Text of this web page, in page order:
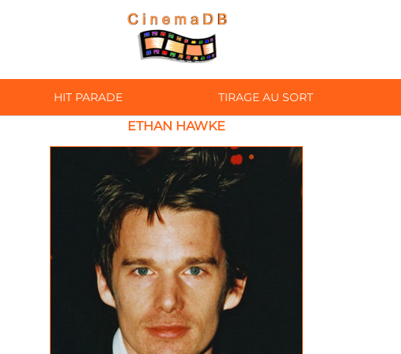
HIT PARADE TIRAGE AU SORT
ETHAN HAWKE